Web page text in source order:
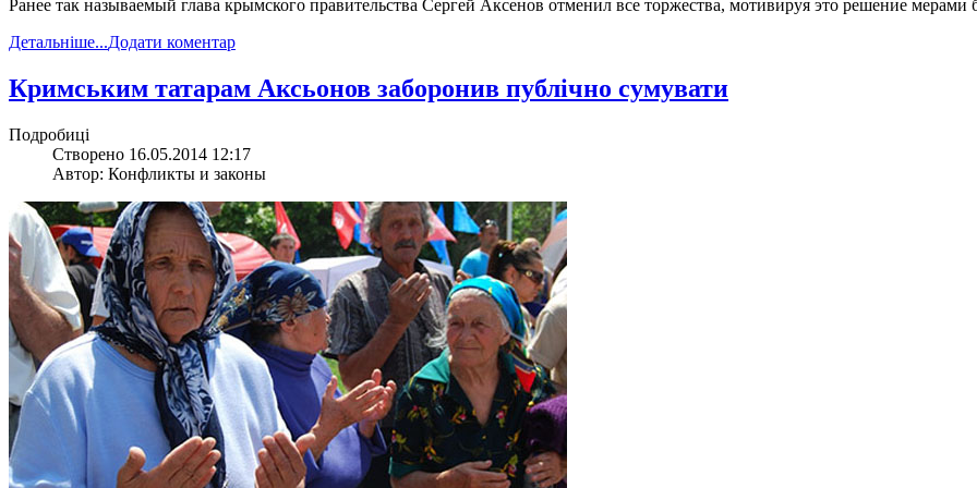
Ранее так называемый глава крымского правительства Сергей Аксенов отменил все торжества, мотивируя это решение мерами
Детальніше...Додати коментар
Кримським татарам Аксьонов заборонив публічно сумувати
Подробиці
Створено 16.05.2014 12:17
Автор: Конфликты и законы